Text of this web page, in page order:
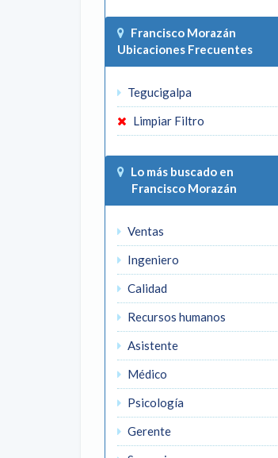
Francisco Morazán
Ubicaciones Frecuentes
Tegucigalpa
Limpiar Filtro
Lo más buscado en
Francisco Morazán
Ventas
Ingeniero
Calidad
Recursos humanos
Asistente
Médico
Psicología
Gerente